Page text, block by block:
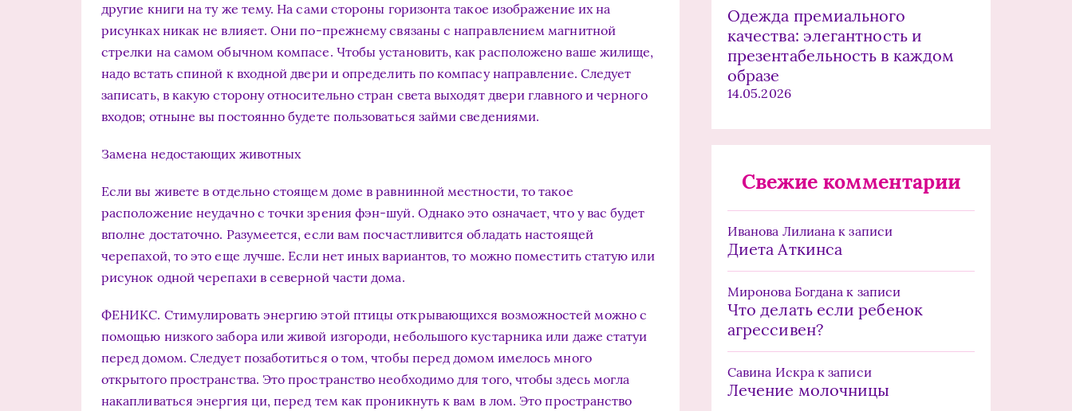
другие книги на ту же тему. На сами стороны горизонта такое изображение их на
рисунках никак не влияет. Они по-прежнему связаны с направлением магнитной
стрелки на самом обычном компасе. Чтобы установить, как расположено ваше жилище,
надо встать спиной к входной двери и определить по компасу направление. Следует
записать, в какую сторону относительно стран света выходят двери главного и черного
входов; отныне вы постоянно будете пользоваться займи сведениями.
Замена недостающих животных
Если вы живете в отдельно стоящем доме в равнинной местности, то такое
расположение неудачно с точки зрения фэн-шуй. Однако это означает, что у вас будет
вполне достаточно. Разумеется, если вам посчастливится обладать настоящей
черепахой, то это еще лучше. Если нет иных вариантов, то можно поместить статую или
рисунок одной черепахи в северной части дома.
ФЕНИКС. Стимулировать энергию этой птицы открывающихся возможностей можно с
помощью низкого забора или живой изгороди, небольшого кустарника или даже статуи
перед домом. Следует позаботиться о том, чтобы перед домом имелось много
открытого пространства. Это пространство необходимо для того, чтобы здесь могла
накапливаться энергия ци, перед тем как проникнуть к вам в лом. Это пространство
Одежда премиального
качества: элегантность и
презентабельность в каждом
образе
14.05.2026
Свежие комментарии
Иванова Лилиана к записи
Диета Аткинса
Миронова Богдана к записи
Что делать если ребенок
агрессивен?
Савина Искрак записи
Лечение молочницы